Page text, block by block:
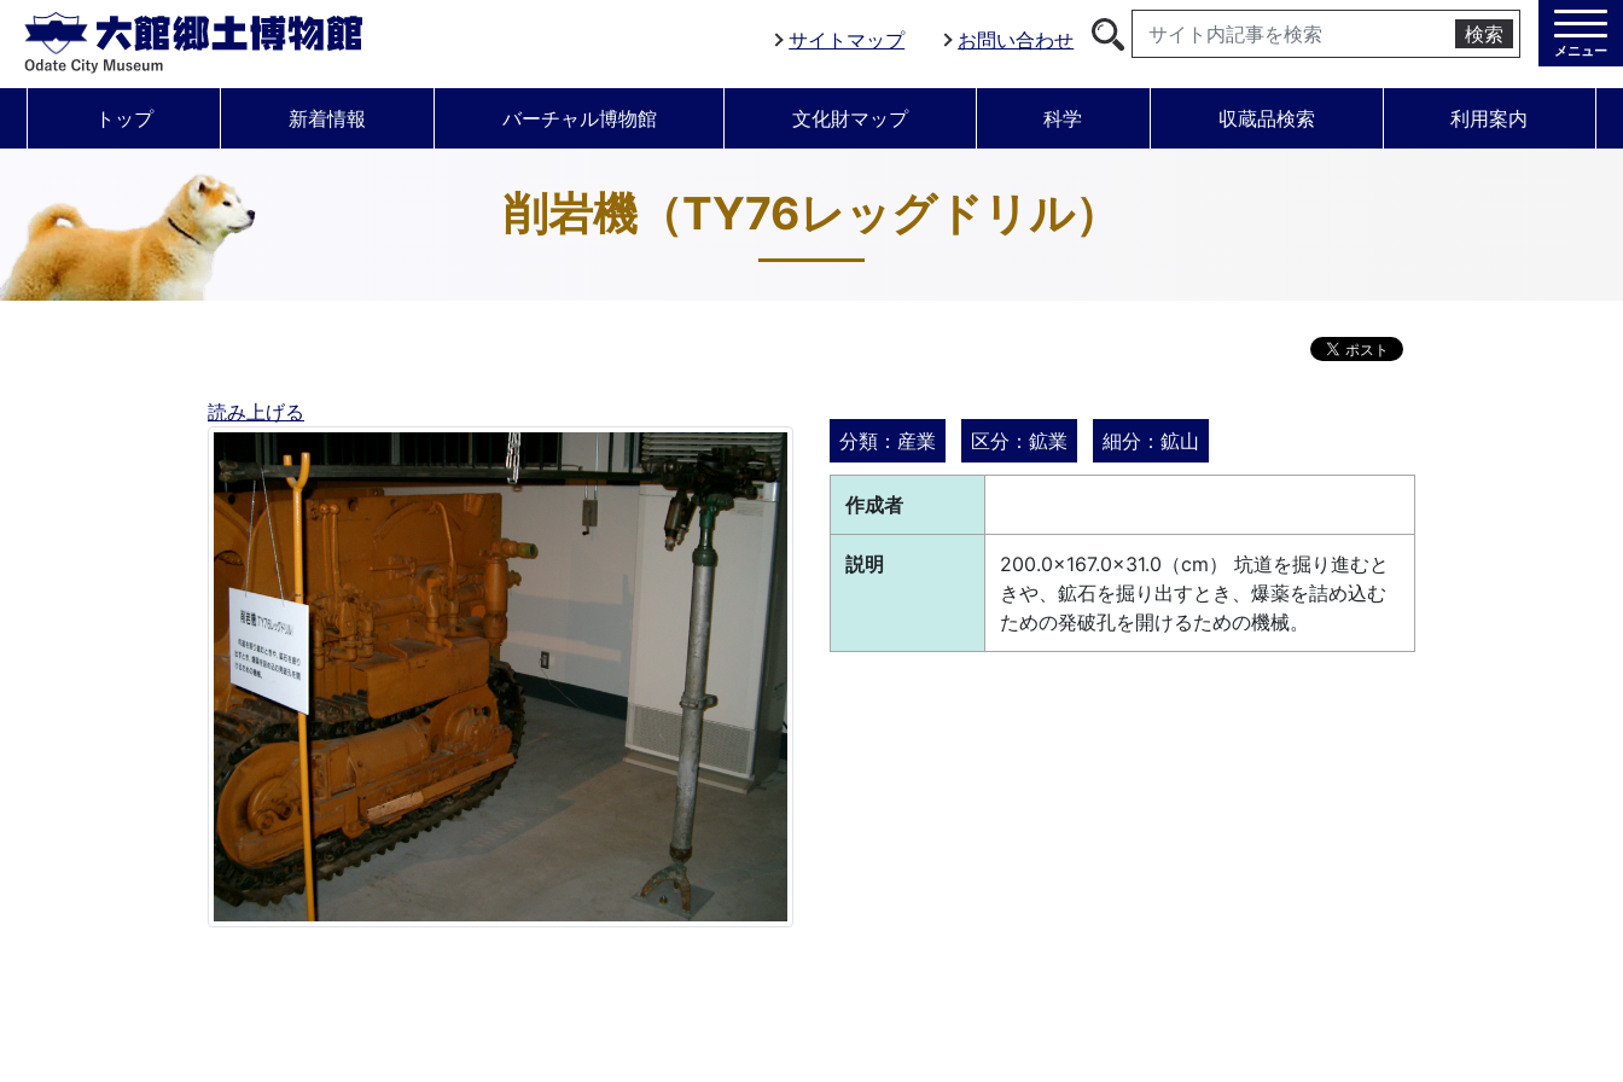
サイトマップ お問い合わせ 検索
メニュー
トップ 新着情報 バーチャル博物館 文化財マップ 科学 収蔵品検索 利用案内
削岩機（TY76レッグドリル）
読み上げる
分類：産業
区分：鉱業 細分：鉱山
作成者
説明
200.0×167.0×31.0（cm） 坑道を掘り進むと
きや、鉱石を掘り出すとき、爆薬を詰め込む
ための発破孔を開けるための機械。